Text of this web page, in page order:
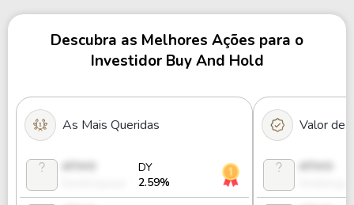
Descubra as Melhores Ações para o
Investidor Buy And Hold
As Mais Queridas
DY
2.59%
Valor de